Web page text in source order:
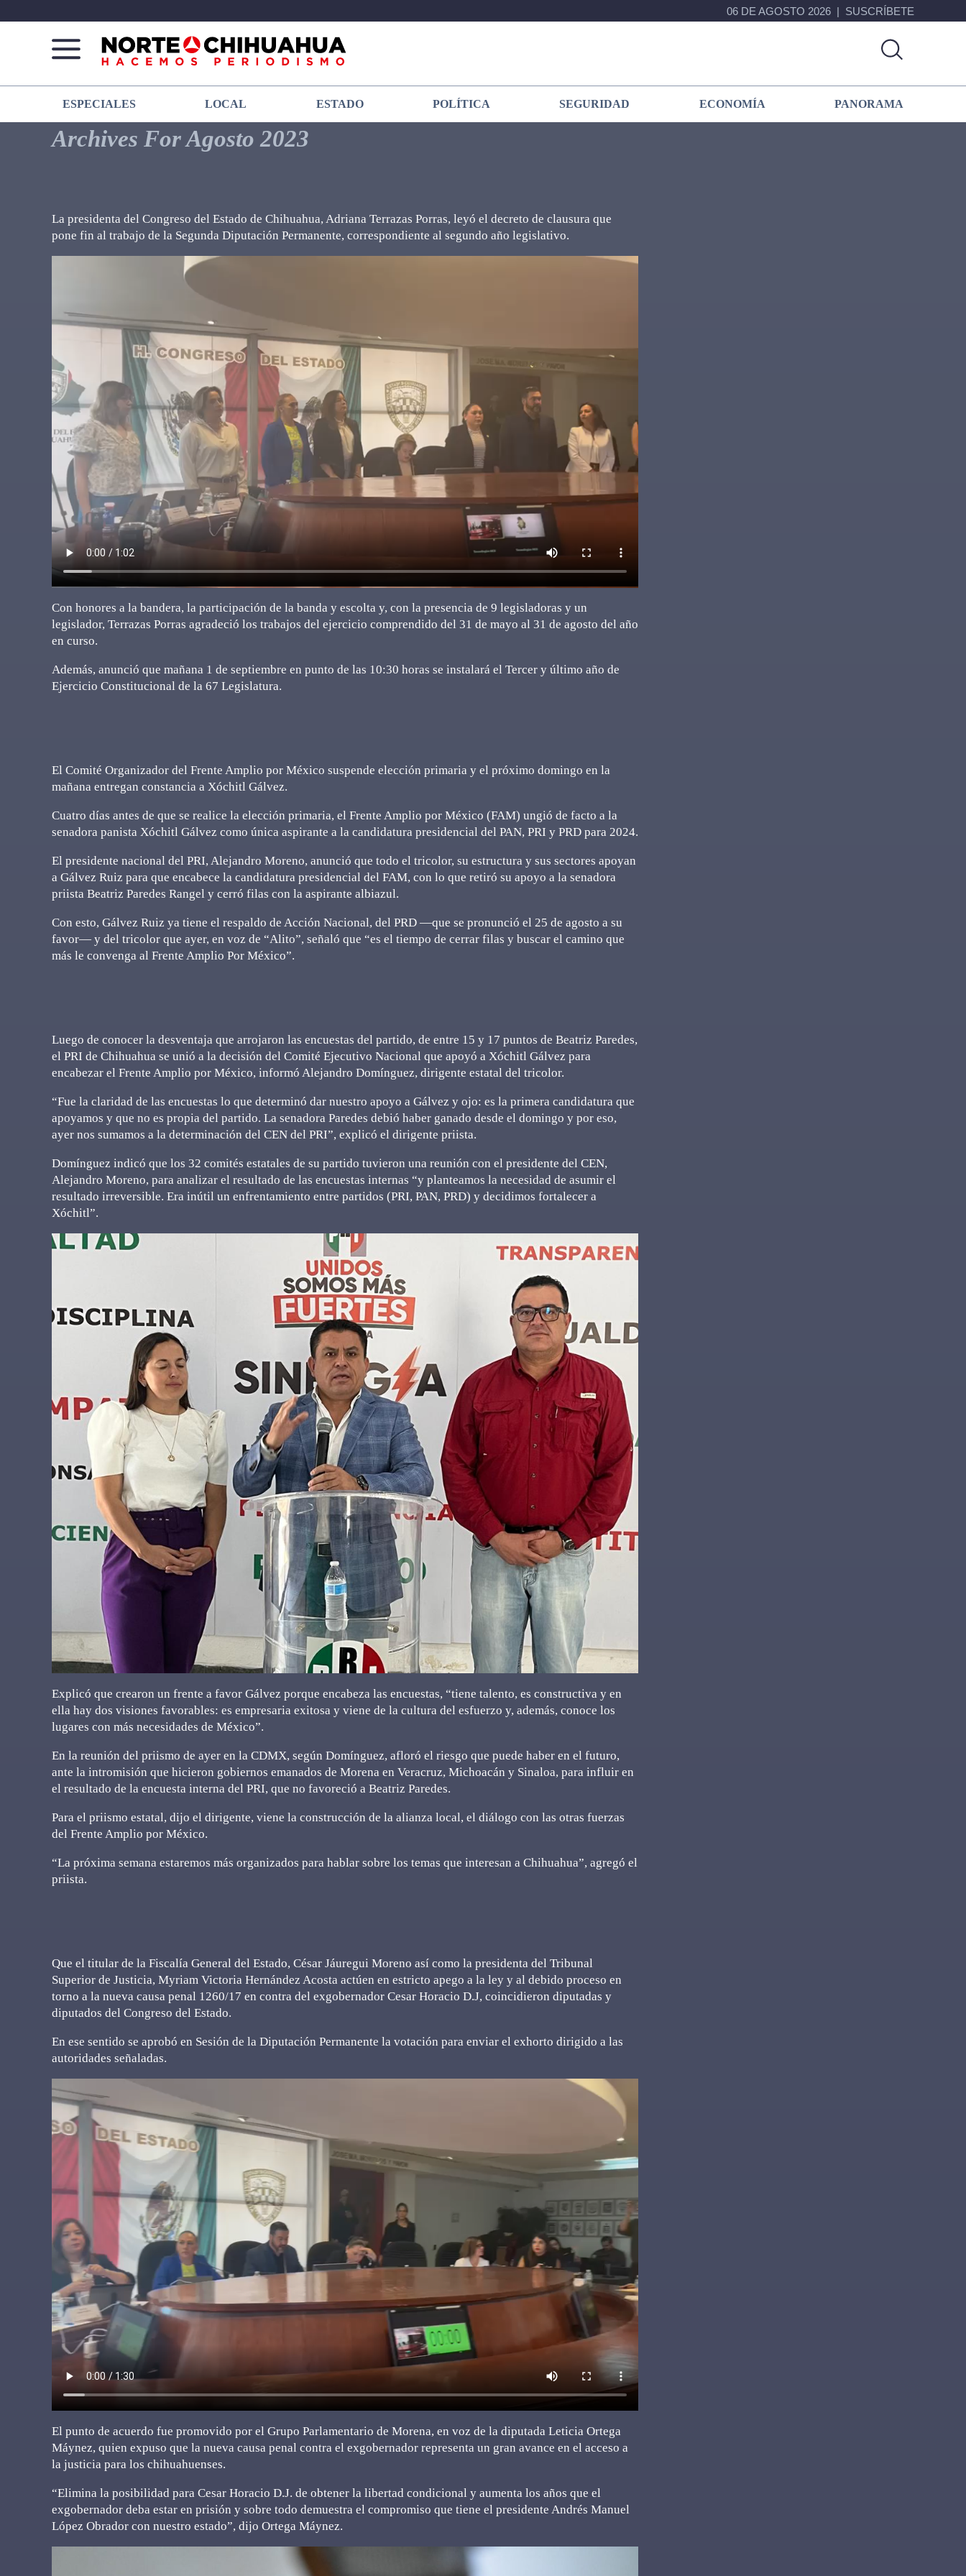
06 DE AGOSTO 2026 SUSCRÍBETE
Norte
De
Chihuahua
Más
que
noticias,
hacemos periodismo
ESPECIALES LOCAL ESTADO POLÍTICA SEGURIDAD ECONOMÍA PANORAMA
Archives For Agosto 2023
La presidenta del Congreso del Estado de Chihuahua, Adriana Terrazas Porras, leyó el decreto de clausura que
pone fin al trabajo de la Segunda Diputación Permanente, correspondiente al segundo año legislativo.
Con honores a la bandera, la participación de la banda y escolta y, con la presencia de 9 legisladoras y un
legislador, Terrazas Porras agradeció los trabajos del ejercicio comprendido del 31 de mayo al 31 de agosto del año
en curso.
Además, anunció que mañana 1 de septiembre en punto de las 10:30 horas se instalará el Tercer y último año de
Ejercicio Constitucional de la 67 Legislatura.
El Comité Organizador del Frente Amplio por México suspende elección primaria y el próximo domingo en la
mañana entregan constancia a Xóchitl Gálvez.
Cuatro días antes de que se realice la elección primaria, el Frente Amplio por México (FAM) ungió de facto a la
senadora panista Xóchitl Gálvez como única aspirante a la candidatura presidencial del PAN, PRI y PRD para 2024.
El presidente nacional del PRI, Alejandro Moreno, anunció que todo el tricolor, su estructura y sus sectores apoyan
a Gálvez Ruiz para que encabece la candidatura presidencial del FAM, con lo que retiró su apoyo a la senadora
priista Beatriz Paredes Rangel y cerró filas con la aspirante albiazul.
Con esto, Gálvez Ruiz ya tiene el respaldo de Acción Nacional, del PRD —que se pronunció el 25 de agosto a su
favor— y del tricolor que ayer, en voz de “Alito”, señaló que “es el tiempo de cerrar filas y buscar el camino que
más le convenga al Frente Amplio Por México”.
Luego de conocer la desventaja que arrojaron las encuestas del partido, de entre 15 y 17 puntos de Beatriz Paredes,
el PRI de Chihuahua se unió a la decisión del Comité Ejecutivo Nacional que apoyó a Xóchitl Gálvez para
encabezar el Frente Amplio por México, informó Alejandro Domínguez, dirigente estatal del tricolor.
“Fue la claridad de las encuestas lo que determinó dar nuestro apoyo a Gálvez y ojo: es la primera candidatura que
apoyamos y que no es propia del partido. La senadora Paredes debió haber ganado desde el domingo y por eso,
ayer nos sumamos a la determinación del CEN del PRI”, explicó el dirigente priista.
Domínguez indicó que los 32 comités estatales de su partido tuvieron una reunión con el presidente del CEN,
Alejandro Moreno, para analizar el resultado de las encuestas internas “y planteamos la necesidad de asumir el
resultado irreversible. Era inútil un enfrentamiento entre partidos (PRI, PAN, PRD) y decidimos fortalecer a
Xóchitl”.
Explicó que crearon un frente a favor Gálvez porque encabeza las encuestas, “tiene talento, es constructiva y en
ella hay dos visiones favorables: es empresaria exitosa y viene de la cultura del esfuerzo y, además, conoce los
lugares con más necesidades de México”.
En la reunión del priismo de ayer en la CDMX, según Domínguez, afloró el riesgo que puede haber en el futuro,
ante la intromisión que hicieron gobiernos emanados de Morena en Veracruz, Michoacán y Sinaloa, para influir en
el resultado de la encuesta interna del PRI, que no favoreció a Beatriz Paredes.
Para el priismo estatal, dijo el dirigente, viene la construcción de la alianza local, el diálogo con las otras fuerzas
del Frente Amplio por México.
“La próxima semana estaremos más organizados para hablar sobre los temas que interesan a Chihuahua”, agregó el
priista.
Que el titular de la Fiscalía General del Estado, César Jáuregui Moreno así como la presidenta del Tribunal
Superior de Justicia, Myriam Victoria Hernández Acosta actúen en estricto apego a la ley y al debido proceso en
torno a la nueva causa penal 1260/17 en contra del exgobernador Cesar Horacio D.J, coincidieron diputadas y
diputados del Congreso del Estado.
En ese sentido se aprobó en Sesión de la Diputación Permanente la votación para enviar el exhorto dirigido a las
autoridades señaladas.
El punto de acuerdo fue promovido por el Grupo Parlamentario de Morena, en voz de la diputada Leticia Ortega
Máynez, quien expuso que la nueva causa penal contra el exgobernador representa un gran avance en el acceso a
la justicia para los chihuahuenses.
“Elimina la posibilidad para Cesar Horacio D.J. de obtener la libertad condicional y aumenta los años que el
exgobernador deba estar en prisión y sobre todo demuestra el compromiso que tiene el presidente Andrés Manuel
López Obrador con nuestro estado”, dijo Ortega Máynez.